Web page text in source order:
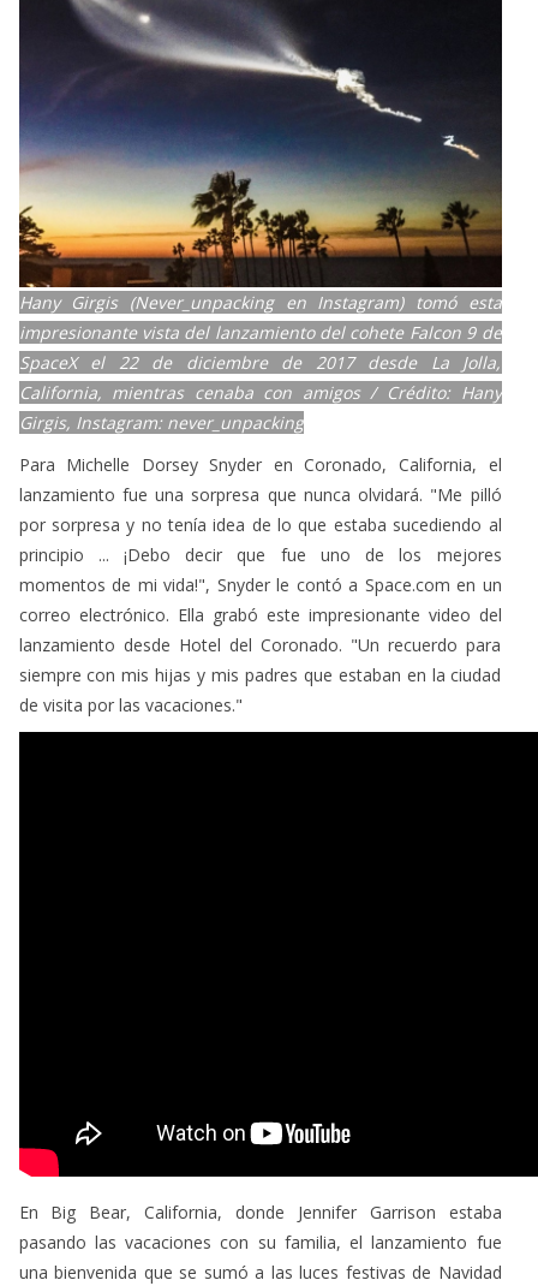
Hany Girgis (Never_unpacking en Instagram) tomó esta
impresionante vista del lanzamiento del cohete Falcon 9 de
SpaceX el 22 de diciembre de 2017 desde La Jolla,
California, mientras cenaba con amigos / Crédito: Hany
Girgis, Instagram: never_unpacking
Para Michelle Dorsey Snyder en Coronado, California, el
por sorpresa y no tenía idea de lo que estaba sucediendo al
principio ... ¡Debo decir que fue uno de los mejores
momentos de mi vida!", Snyder le contó a Space.com en un
correo electrónico. Ella grabó este impresionante video del
lanzamiento desde Hotel del Coronado. "Un recuerdo para
siempre con mis hijas y mis padres que estaban en la ciudad
En Big Bear, California, donde Jennifer Garrison estaba
una bienvenida que se sumó a las luces festivas de Navidad
en todo el vecindario. Y, por supuesto, fue un evento familiar.